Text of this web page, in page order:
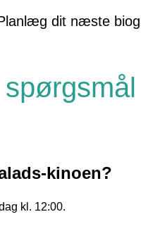
dit næste
kinoen?
kl. 12:00.